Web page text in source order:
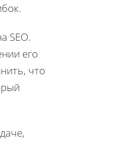
SEO.
его
что